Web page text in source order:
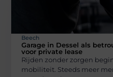
Beech
Garage in Dessel als
voor private lease
Rijden zonder zorgen
mobiliteit. Steeds meer